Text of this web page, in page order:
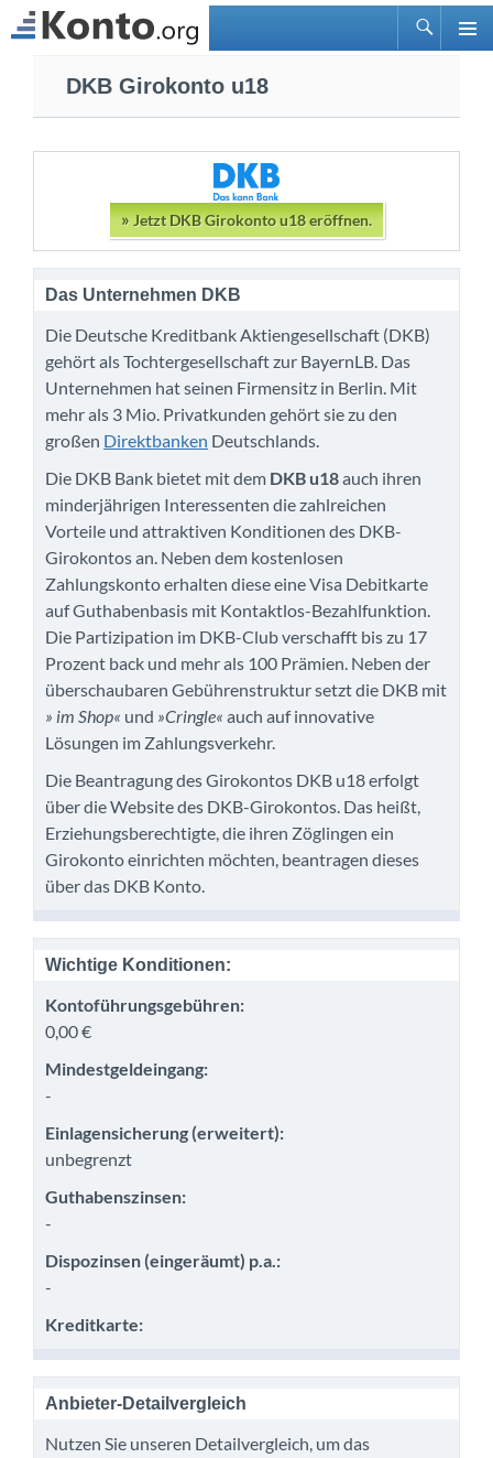
Suchen
springen
DKB Girokonto u18
»Jetzt DKB Girokonto u18 eröffnen.
Das Unternehmen DKB
Die Deutsche Kreditbank Aktiengesellschaft (DKB)
gehört als Tochtergesellschaft zur BayernLB. Das
Unternehmen hat seinen Firmensitz in Berlin. Mit
mehr als 3 Mio. Privatkunden gehört sie zu den
großen Direktbanken Deutschlands.
Die DKB Bank bietet mit dem DKB u18auch ihren
minderjährigen Interessenten die zahlreichen
Vorteile und attraktiven Konditionen des DKB-
Girokontos an. Neben dem kostenlosen
Zahlungskonto erhalten diese eine Visa Debitkarte
auf Guthabenbasis mit Kontaktlos-Bezahlfunktion.
Die Partizipation im DKB-Club verschafft bis zu 17
Prozent back und mehr als 100 Prämien. Neben der
überschaubaren Gebührenstruktur setzt die DKB mit
» im Shop« und »Cringle« auch auf innovative
Lösungen im Zahlungsverkehr.
Die Beantragung des Girokontos DKB u18 erfolgt
über die Website des DKB-Girokontos. Das heißt,
Erziehungsberechtigte, die ihren Zöglingen ein
Girokonto einrichten möchten, beantragen dieses
über das DKB Konto.
Wichtige Konditionen:
Kontoführungsgebühren:
0,00 €
Mindestgeldeingang:
-
Einlagensicherung (erweitert):
unbegrenzt
Guthabenszinsen:
-
Dispozinsen (eingeräumt) p.a.:
-
Kreditkarte:
Anbieter-Detailvergleich
Nutzen Sie unseren Detailvergleich, um das